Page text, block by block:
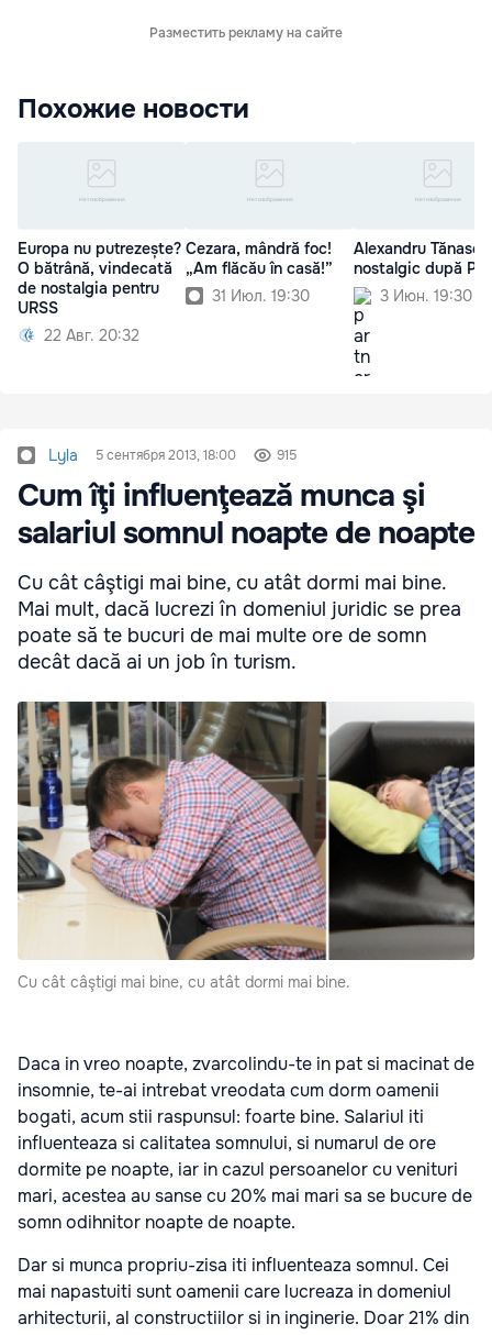
Разместить рекламу на сайте
Похожие новости
Europa nu putrezește?
O bătrână, vindecată
de nostalgia pentru
URSS
22 Авг. 20:32
Cezara, mândră foc!
„Am flăcău în casă!”
31 Июл. 19:30
Alexandru Tănase
nostalgic după
3 Июн. 19:30
Lyla 5 сентября 2013, 18:00 915
Cum îţi influenţează munca şi
salariul somnul noapte de noapte
Cu cât câştigi mai bine, cu atât dormi mai bine.
Mai mult, dacă lucrezi în domeniul juridic se prea
poate să te bucuri de mai multe ore de somn
decât dacă ai un job în turism.
Cu cât câştigi mai bine, cu atât dormi mai bine.
Daca in vreo noapte, zvarcolindu-te in pat si macinat de
insomnie, te-ai intrebat vreodata cum dorm oamenii
bogati, acum stii raspunsul: foarte bine. Salariul iti
influenteaza si calitatea somnului, si numarul de ore
dormite pe noapte, iar in cazul persoanelor cu venituri
mari, acestea au sanse cu 20% mai mari sa se bucure de
somn odihnitor noapte de noapte.
Dar si munca propriu-zisa iti influenteaza somnul. Cei
mai napastuiti sunt oamenii care lucreaza in domeniul
arhitecturii, al constructiilor si in inginerie. Doar 21% din